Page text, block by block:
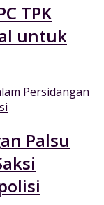
TPK
untuk
Palsu